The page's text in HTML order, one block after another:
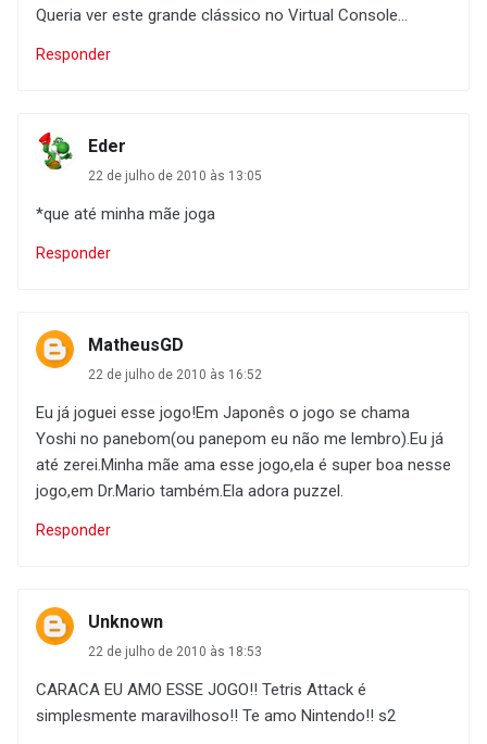
Queria ver este grande clássico no Virtual Console...
Responder
Eder
22 de julho de 2010 às 13:05
*que até minha mãe joga
Responder
MatheusGD
22 de julho de 2010 às 16:52
Eu já joguei esse jogo!Em Japonês o jogo se chama
Yoshi no panebom(ou panepom eu não me lembro).Eu já
até zerei.Minha mãe ama esse jogo,ela é super boa nesse
jogo,em Dr.Mario também.Ela adora puzzel.
Responder
Unknown
22 de julho de 2010 às 18:53
CARACA EU AMO ESSE JOGO!! Tetris Attack é
simplesmente maravilhoso!! Te amo Nintendo!! s2